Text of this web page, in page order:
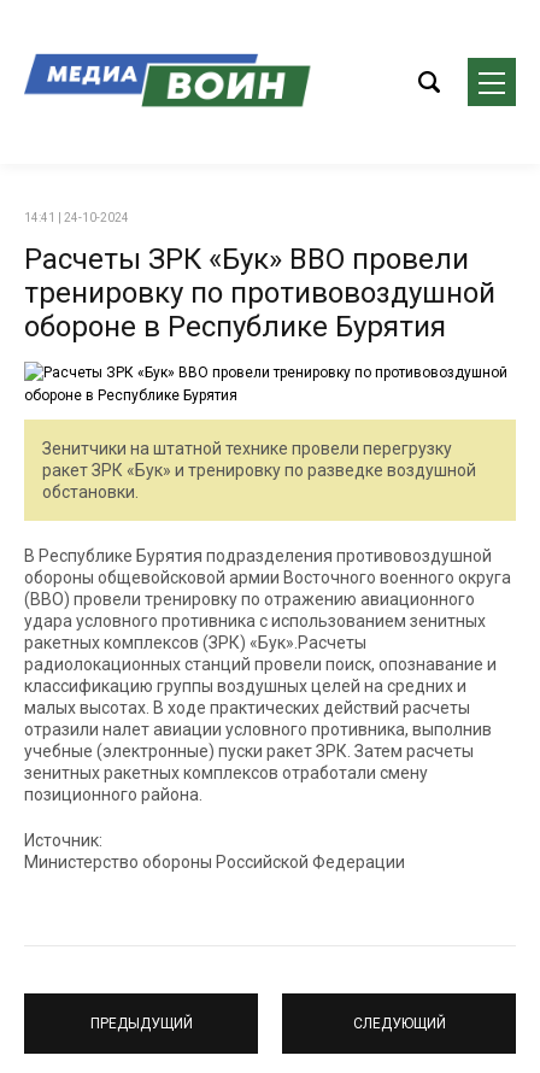
14:41 | 24-10-2024
Расчеты ЗРК «Бук» ВВО провели
тренировку по противовоздушной
обороне в Республике Бурятия
Зенитчики на штатной технике провели перегрузку
ракет ЗРК «Бук» и тренировку по разведке воздушной
обстановки.
В Республике Бурятия подразделения противовоздушной
обороны общевойсковой армии Восточного военного округа
(ВВО) провели тренировку по отражению авиационного
удара условного противника с использованием зенитных
ракетных комплексов (ЗРК) «Бук».Расчеты
радиолокационных станций провели поиск, опознавание и
классификацию группы воздушных целей на средних и
малых высотах. В ходе практических действий расчеты
отразили налет авиации условного противника, выполнив
учебные (электронные) пуски ракет ЗРК. Затем расчеты
зенитных ракетных комплексов отработали смену
позиционного района.
Источник:
Министерство обороны Российской Федерации
ПРЕДЫДУЩИЙ СЛЕДУЮЩИЙ